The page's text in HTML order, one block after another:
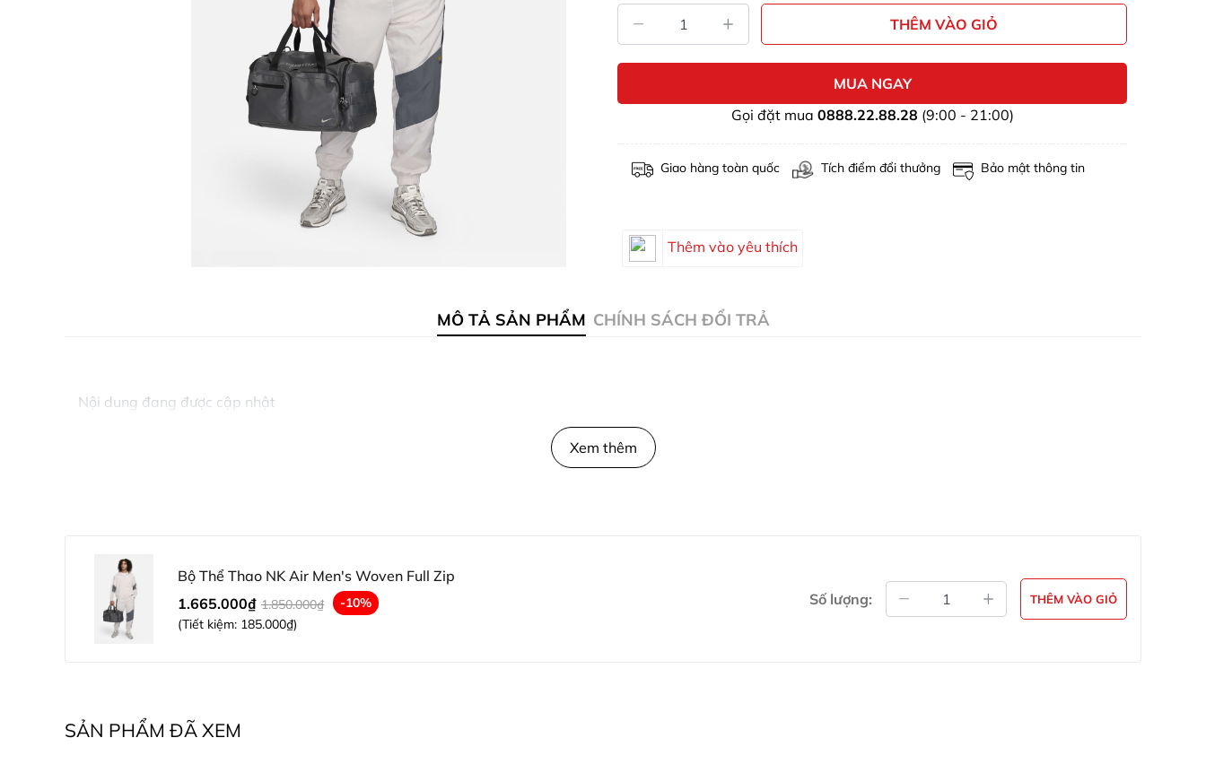
THÊM VÀO GIỎ
MUA NGAY
Gọi đặt mua 0888.22.88.28 (9:00 - 21:00)
Giao hàng toàn quốc Tích điểm đổi thưởng Bảo mật thông tin
Thêm vào yêu thích
MÔ TẢ SẢN PHẨM CHÍNH SÁCH ĐỔI TRẢ
Nội dung đang được cập nhật
Xem thêm
Bộ Thể Thao NK Air Men's Woven Full Zip
1.665.000₫ 1.850.000₫
-10%
(Tiết kiệm: 185.000₫)
Số lượng: THÊM VÀO GIỎ
SẢN PHẨM ĐÃ XEM